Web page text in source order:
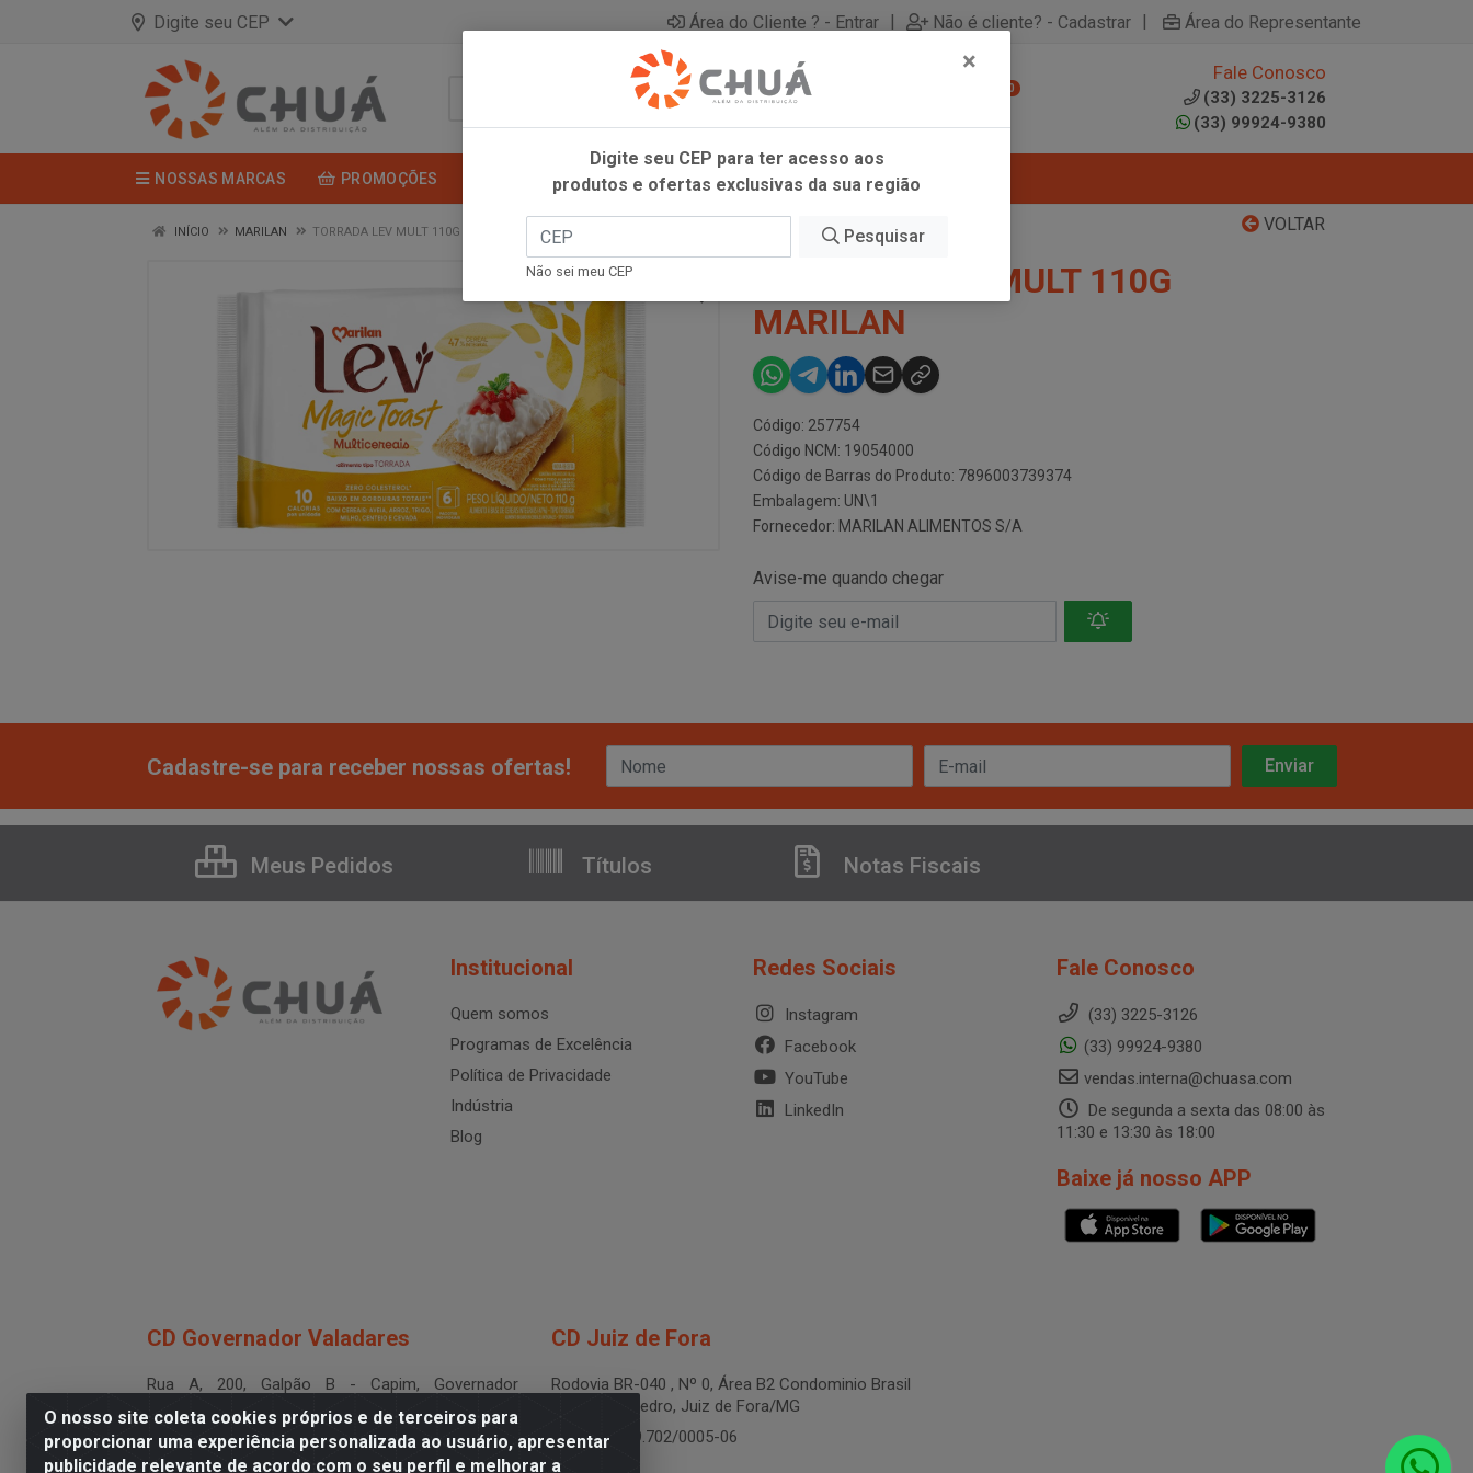
Digite seu CEP Área do Cliente ? - Entrar | Não é cliente? - Cadastrar | Área do Representante
0
Fale Conosco
(33) 3225-3126
(33) 99924-9380
NOSSAS MARCAS PROMOÇÕES
VOLTAR
INÍCIO MARILAN TORRADA LEV MULT 110G MARILAN
TORRADA LEV MULT 110G
MARILAN
Código: 257754
Código NCM: 19054000
Código de Barras do Produto: 7896003739374
Embalagem: UN\1
Fornecedor: MARILAN ALIMENTOS S/A
Avise-me quando chegar
O nosso site coleta cookies próprios e de terceiros para
proporcionar uma experiência personalizada ao usuário, apresentar
publicidade relevante de acordo com o seu perfil e melhorar a
Cadastre-se para receber nossas ofertas!
Meus Pedidos Títulos Notas Fiscais
Institucional
Quem somos
Programas de Excelência
Política de Privacidade
Indústria
Blog
Redes Sociais
Instagram
Facebook
YouTube
LinkedIn
Fale Conosco
(33) 3225-3126
(33) 99924-9380
vendas.interna@chuasa.com
De segunda a sexta das 08:00 às
11:30 e 13:30 às 18:00
Baixe já nosso APP
CD Governador Valadares
Rua A, 200, Galpão B - Capim, Governador
Valadares/MG - CEP 35.024-400
CNPJ 19.199.702/0003-36
CD Juiz de Fora
Rodovia BR-040 , Nº 0, Área B2 Condominio Brasil
LOG - São Pedro, Juiz de Fora/MG
CNPJ 19.199.702/0005-06
×
Digite seu CEP para ter acesso aos
produtos e ofertas exclusivas da sua região
Pesquisar
Não sei meu CEP